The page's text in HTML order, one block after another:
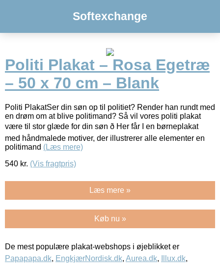
Softexchange
Politi Plakat – Rosa Egetræ
– 50 x 70 cm – Blank
Politi PlakatSer din søn op til politiet? Render han rundt med
en drøm om at blive politimand? Så vil vores politi plakat
være til stor glæde for din søn ð Her får I en børneplakat
med håndmalede motiver, der illustrerer alle elementer en
politimand (Læs mere)
540 kr. (Vis fragtpris)
Læs mere »
Køb nu »
De mest populære plakat-webshops i øjeblikket er
Papapapa.dk, EngkjærNordisk.dk, Aurea.dk, Illux.dk,